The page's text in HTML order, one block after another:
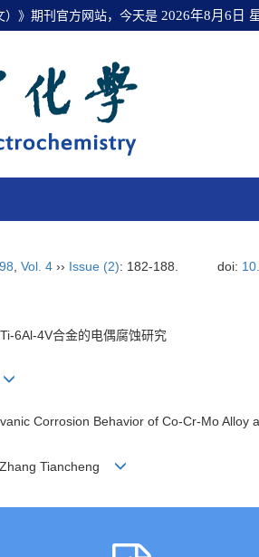
》期刊官方网站，今天是 2026年8月6日
Vol. 4 ›› Issue (2): 182-188. doi:
6Al-4V合金的电偶腐蚀研究
Corrosion Behavior of Co-Cr-Mo Alloy
Tiancheng